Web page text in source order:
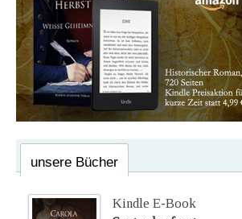
unsere Bücher
Kindle E-Book